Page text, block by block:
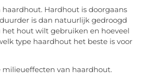
Hardhout is doorgaans
is dan natuurlijk gedroogd
hout wilt gebruiken en hoeveel
type haardhout het beste is voor
van haardhout.